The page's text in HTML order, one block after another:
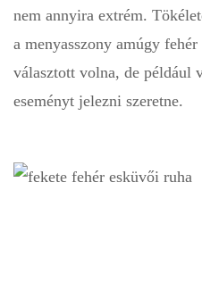
nem annyira extrém.
a menyasszony amúgy
választott volna, de például
eseményt jelezni szeretne.